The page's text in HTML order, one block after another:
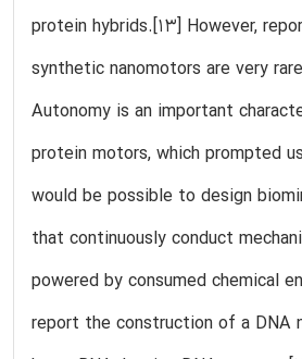
protein hybrids.[13] However,
synthetic nanomotors are very
Autonomy is an important
protein motors, which prompted
would be possible to design
that continuously conduct
powered by consumed chemical
report the construction of a DNA